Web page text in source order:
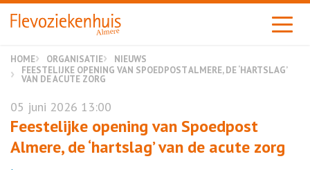
Almere
HOME ORGANISATIE
NIEUWS
FEESTELIJKE OPENING VAN SPOEDPOST ALMERE, DE ‘HARTSLAG’
VAN DE ACUTE ZORG
05 juni 2026 13:00
Feestelijke opening van Spoedpost
Almere, de ‘hartslag’ van de acute zorg